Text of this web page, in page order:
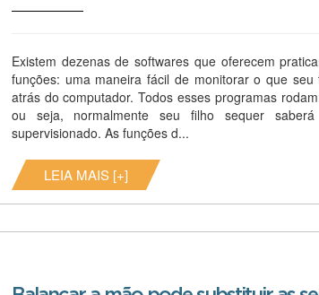
Existem dezenas de softwares que oferecem
funções: uma maneira fácil de monitorar o que seu
atrás do computador. Todos esses programas
ou seja, normalmente seu filho sequer
supervisionado. As funções d...
LEIA MAIS [+]